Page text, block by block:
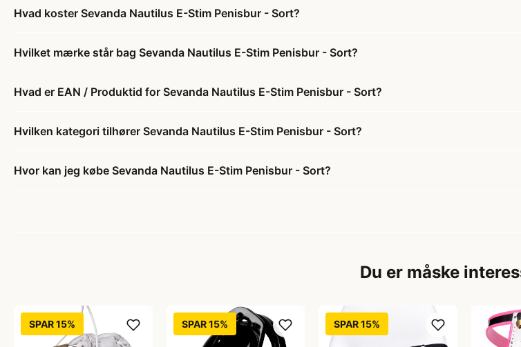
Hvad koster Sevanda Nautilus E-Stim Penisbur - Sort?
Hvilket mærke står bag Sevanda Nautilus E-Stim Penisbur - Sort?
Hvad er EAN / Produktid for Sevanda Nautilus E-Stim Penisbur - Sort?
Hvilken kategori tilhører Sevanda Nautilus E-Stim Penisbur - Sort?
Hvor kan jeg købe Sevanda Nautilus E-Stim Penisbur - Sort?
Du er måske
SPAR 15% SPAR 15% SPAR 15%